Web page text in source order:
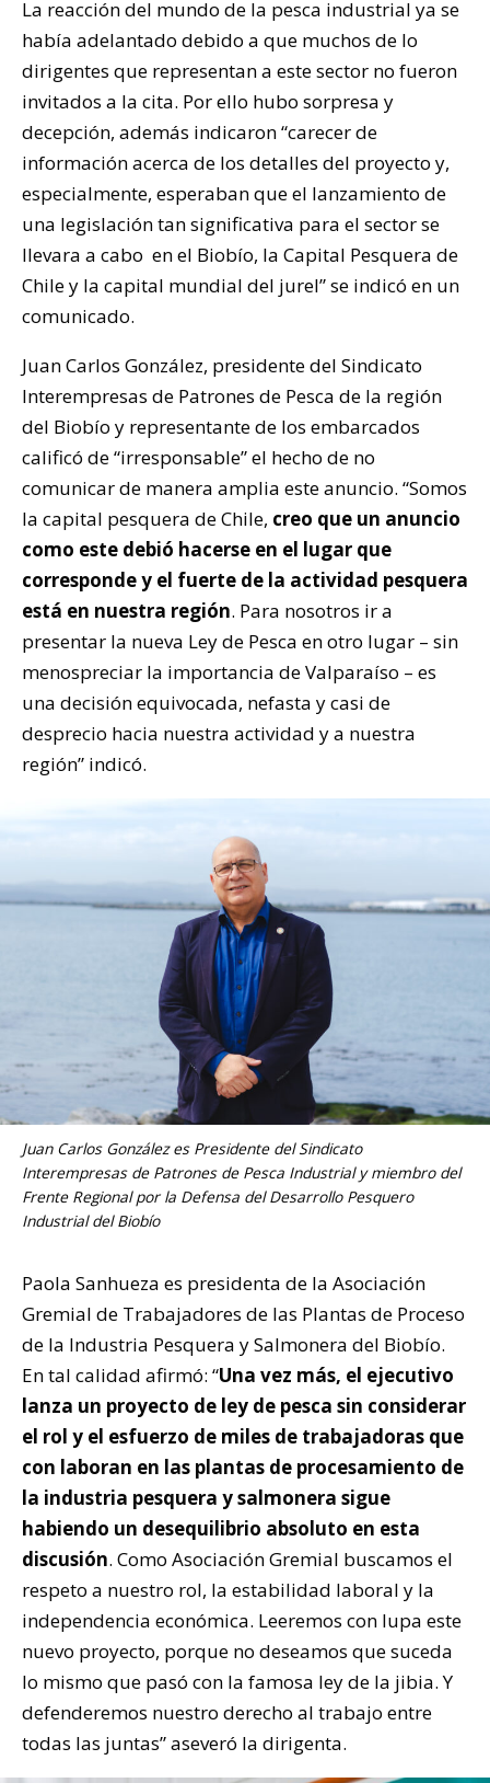
La reacción del mundo de la pesca industrial ya se
había adelantado debido a que muchos de lo
dirigentes que representan a este sector no fueron
invitados a la cita. Por ello hubo sorpresa y
decepción, además indicaron “carecer de
información acerca de los detalles del proyecto y,
especialmente, esperaban que el lanzamiento de
una legislación tan significativa para el sector se
llevara a cabo en el Biobío, la Capital Pesquera de
Chile y la capital mundial del jurel” se indicó en un
comunicado.
Juan Carlos González, presidente del Sindicato
Interempresas de Patrones de Pesca de la región
del Biobío y representante de los embarcados
calificó de “irresponsable” el hecho de no
comunicar de manera amplia este anuncio. “Somos
la capital pesquera de Chile, creo que un anuncio
como este debió hacerse en el lugar que
corresponde y el fuerte de la actividad pesquera
está en nuestra región. Para nosotros ir a
presentar la nueva Ley de Pesca en otro lugar – sin
menospreciar la importancia de Valparaíso – es
una decisión equivocada, nefasta y casi de
desprecio hacia nuestra actividad y a nuestra
región” indicó.
Juan Carlos González es Presidente del Sindicato
Interempresas de Patrones de Pesca Industrial y miembro del
Frente Regional por la Defensa del Desarrollo Pesquero
Industrial del Biobío
Paola Sanhueza es presidenta de la Asociación
Gremial de Trabajadores de las Plantas de Proceso
de la Industria Pesquera y Salmonera del Biobío.
En tal calidad afirmó: “Una vez más, el ejecutivo
lanza un proyecto de ley de pesca sin considerar
el rol y el esfuerzo de miles de trabajadoras que
con laboran en las plantas de procesamiento de
la industria pesquera y salmonera sigue
habiendo un desequilibrio absoluto en esta
discusión. Como Asociación Gremial buscamos el
respeto a nuestro rol, la estabilidad laboral y la
independencia económica. Leeremos con lupa este
nuevo proyecto, porque no deseamos que suceda
lo mismo que pasó con la famosa ley de la jibia. Y
defenderemos nuestro derecho al trabajo entre
todas las juntas” aseveró la dirigenta.